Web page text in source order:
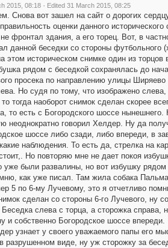
2015, 08:18 · Edited 31 March 2015, 08:25
Снова вот зашел на сайт о дорогих
оценки данного
фронтал здания, а его торец. Вот, в
данной беседки со стороны футбольного
этом историческом снимке один из
рядом с беседкой сохранялась до
просека по направлению улицы
Но судя по тому, что изображено
тогда наоборот снимок сделан скорее
то есть с Богородского шоссе
неоднократно говорил Хелдер. Ну да
шоссе либо сзади, либо впереди, в
наблюдения. То есть да, стрелка на
Но повторяю мне не дает покоя
уже были развалины, но вот избушку
как уже писал. Там жила собака
5 по 6-му Лучевому, это я отчетливо
сделан со стороны 6-го Лучевого, ну
Беседка слева с торца, а сторожка справа,
и собственно Богородское шоссе
узнает у своего уважаемого папы его
разрушенном виде, ну уж сторожку за